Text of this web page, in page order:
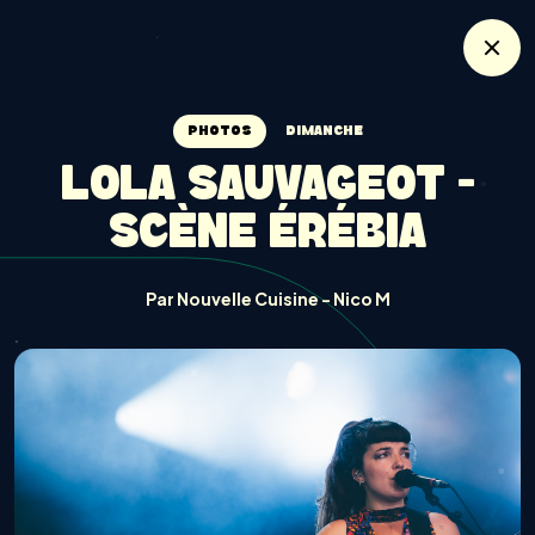
PHOTOS DIMANCHE
LOLA SAUVAGEOT -
SCÈNE ÉRÉBIA
Par Nouvelle Cuisine - Nico M